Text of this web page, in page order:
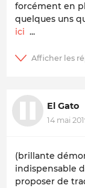
forcément en
quelques uns
ici ...
El Gato
14 mai
(brillante
indispensable
proposer de